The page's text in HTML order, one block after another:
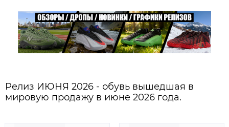
Релиз ИЮНЯ 2026 - обувь вышедшая в
мировую продажу в июне 2026 года.